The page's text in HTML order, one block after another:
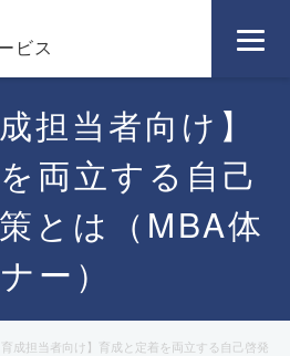
ビス
担当者向け】
両立する自己
とは（MBA体
ー）
育成担当者向け】育成と定着を両立する自己啓発